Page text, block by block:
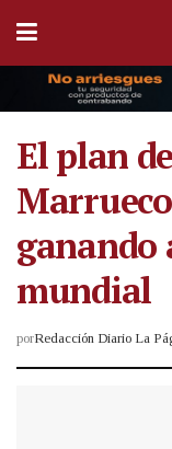
El plan
ganando
mundial
porRedacción Diario La